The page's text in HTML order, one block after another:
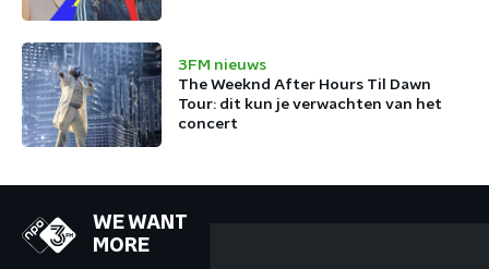
3FM nieuws
The Weeknd After Hours Til Dawn
Tour: dit kun je verwachten van het
concert
WE WANT
MORE